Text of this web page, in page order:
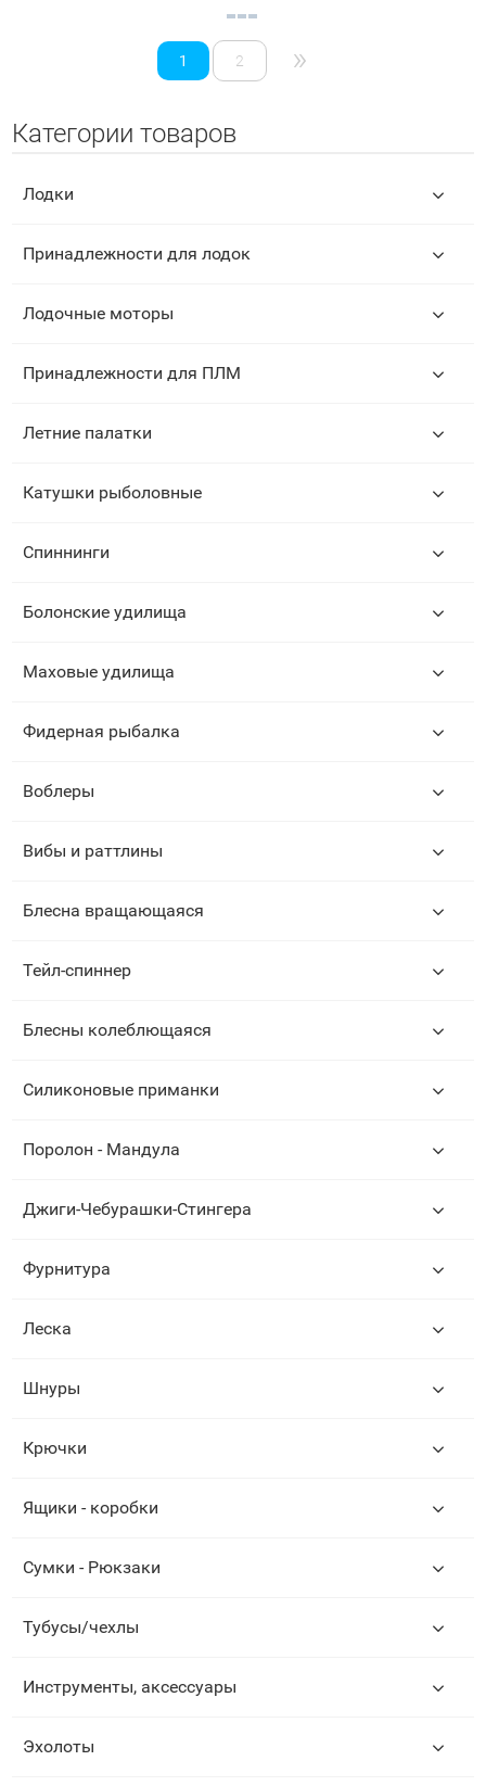
1 2 »
Категории товаров
Лодки
Принадлежности для лодок
Лодочные моторы
Принадлежности для ПЛМ
Летние палатки
Катушки рыболовные
Спиннинги
Болонские удилища
Маховые удилища
Фидерная рыбалка
Воблеры
Вибы и раттлины
Блесна вращающаяся
Тейл-спиннер
Блесны колеблющаяся
Силиконовые приманки
Поролон - Мандула
Джиги-Чебурашки-Стингера
Фурнитура
Леска
Шнуры
Крючки
Ящики - коробки
Сумки - Рюкзаки
Тубусы/чехлы
Инструменты, аксессуары
Эхолоты